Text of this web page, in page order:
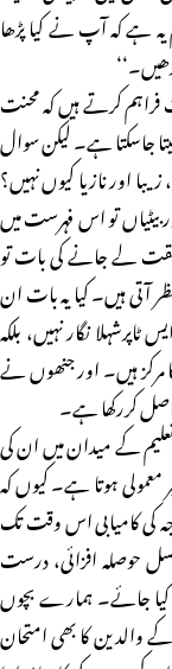
یہ ہے کہ آپ نے کیا پڑھا
کرتے ہیں کہ محنت
جاسکتا ہے۔ لیکن سوال
زیبا اور نازیا کیوں نہیں؟
تو اس فہرست میں
سبقت لے جانے کی بات تو
آتی ہیں۔ کیا یہ بات ان
نگار نہیں، بلکہ
مرکز ہیں۔ اور جنھوں نے
کررکھا ہے۔
کے میدان میں ان کی
ہوتا ہے۔ کیوں کہ
کی کامیابی اس وقت تک
حوصلہ افزائی، درست
کیا جائے۔ ہمارے بچوں
والدین کا بھی امتحان